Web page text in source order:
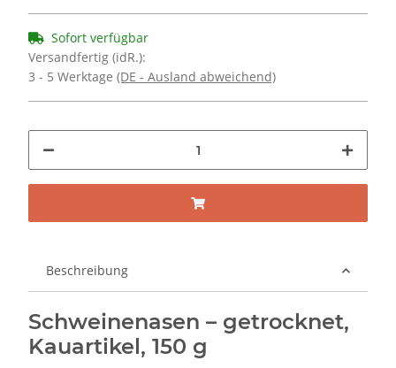
Sofort verfügbar
Versandfertig (idR.):
3 - 5 Werktage (DE - Ausland abweichend)
Beschreibung
Schweinenasen – getrocknet,
Kauartikel, 150 g